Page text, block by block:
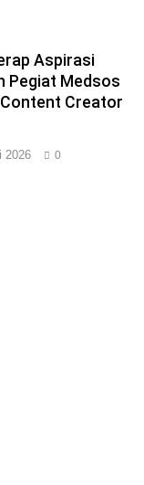
Aspirasi
Pegiat Medsos
Creator
2026 0